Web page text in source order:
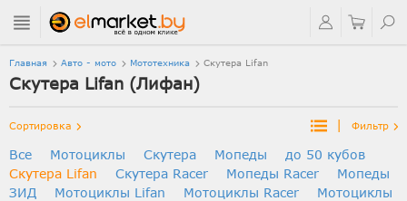
Главная Авто - мото Мототехника Скутера Lifan
Скутера Lifan (Лифан)
Сортировка | Фильтр
Все Мотоциклы Скутера Мопеды
до 50 кубов
Скутера Lifan
Скутера Racer Мопеды Racer
Мопеды
ЗИД
Мотоциклы Lifan Мотоциклы Racer
Мотоциклы